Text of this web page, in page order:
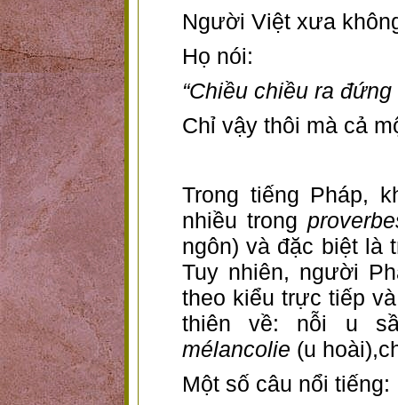
Người Việt xưa
Họ nói:
“Chiều chiều ra
Chỉ vậy thôi mà cả
Trong tiếng Pháp,
nhiều trong
ngôn) và đặc biệt là
Tuy nhiên, người
theo kiểu trực tiếp
thiên về: nỗi u
mélancolie (u
Một số câu nổi tiếng: